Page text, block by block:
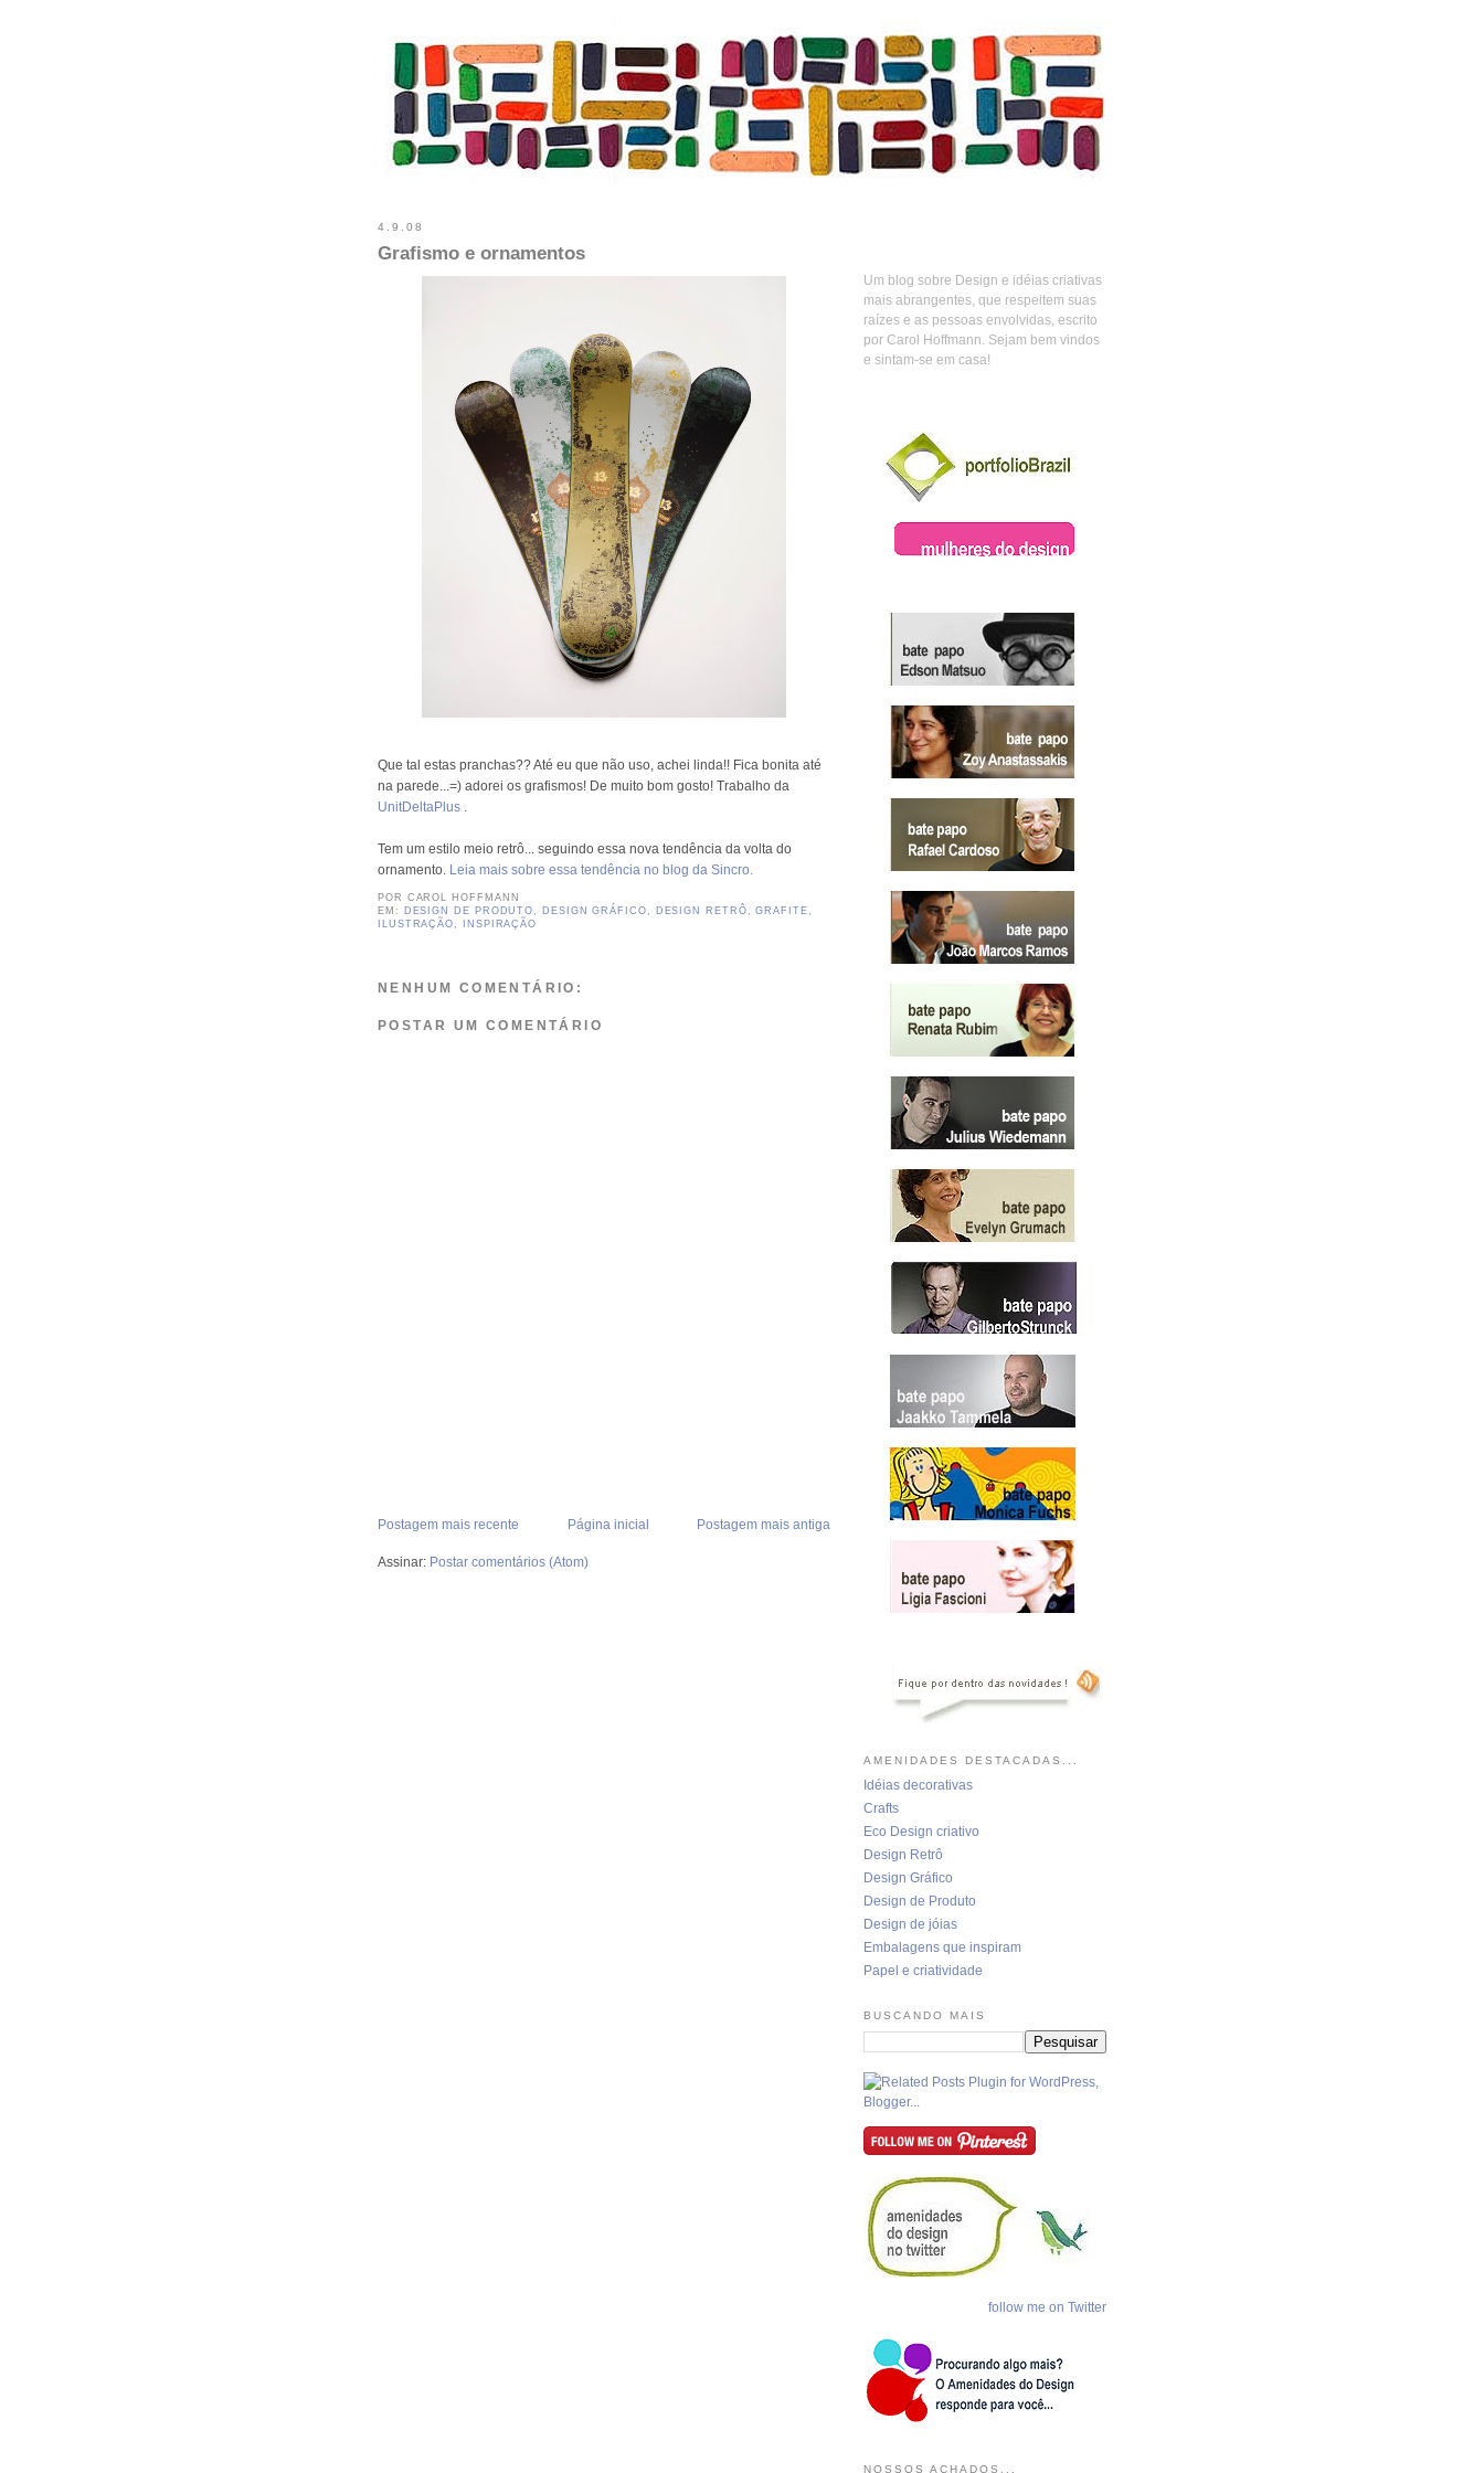
4.9.08
Grafismo e ornamentos
Que tal estas pranchas?? Até eu que não uso, achei linda!! Fica bonita até
na parede...=) adorei os grafismos! De muito bom gosto! Trabalho da
UnitDeltaPlus .
Tem um estilo meio retrô... seguindo essa nova tendência da volta do
ornamento. Leia mais sobre essa tendência no blog da Sincro.
POR CAROL HOFFMANN
EM:
DESIGN DE PRODUTO DESIGN GRÁFICO DESIGN RETRÔ ,GRAFITE
ILUSTRAÇÃO
INSPIRAÇÃO
NENHUM COMENTÁRIO:
POSTAR UM COMENTÁRIO
Postagem mais recente Postagem mais antiga
Página inicial
Assinar: Postar comentários (Atom)
Um blog sobre Design e idéias criativas
mais abrangentes, que respeitem suas
raízes e as pessoas envolvidas, escrito
por Carol Hoffmann. Sejam bem vindos
e sintam-se em casa!
AMENIDADES DESTACADAS...
Idéias decorativas
Crafts
Eco Design criativo
Design Retrô
Design Gráfico
Design de Produto
Design de jóias
Embalagens que inspiram
Papel e criatividade
BUSCANDO MAIS
follow me on Twitter
NOSSOS ACHADOS...